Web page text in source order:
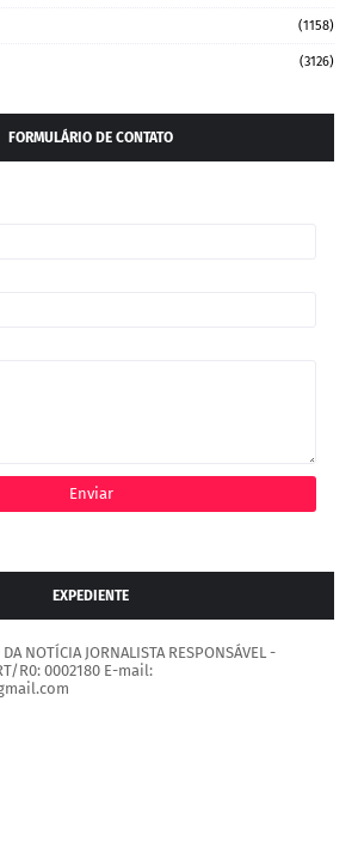
(1158)
(3126)
FORMULÁRIO DE CONTATO
EXPEDIENTE
NOTÍCIA JORNALISTA RESPONSÁVEL -
R0: 0002180 E-mail: